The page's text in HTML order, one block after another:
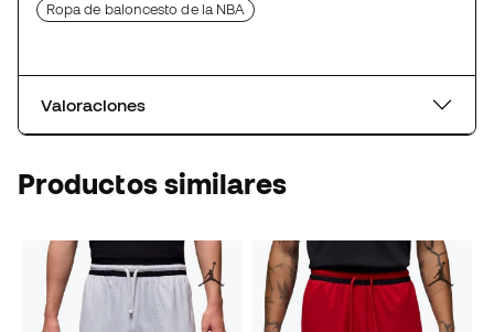
Ropa de baloncesto de la NBA
Valoraciones
Productos similares